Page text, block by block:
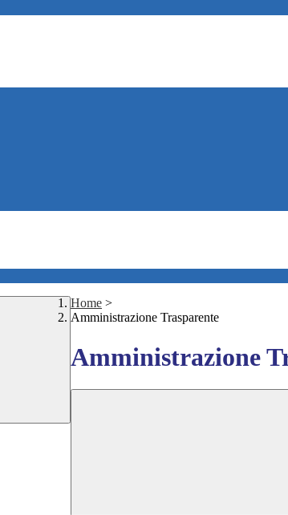
Home >
Amministrazione Trasparente
Amministrazione